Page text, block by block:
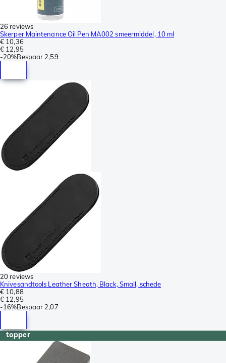
26 reviews
Skerper Maintenance Oil Pen MA002 smeermiddel, 10 ml
€ 10,36
€ 12,95
-20%Bespaar 2,59
20 reviews
Knivesandtools Leather Sheath, Black, Small, schede
€ 10,88
€ 12,95
-16%Bespaar 2,07
topper